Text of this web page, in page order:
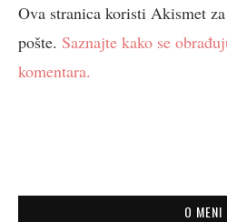
Ova stranica koristi Akismet
pošte. Saznajte kako se
komentara.
O MENI